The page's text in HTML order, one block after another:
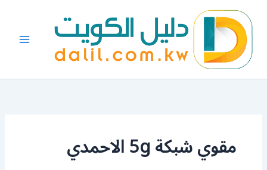
المحتوى
مقوي شبكة 5g الاحمدي